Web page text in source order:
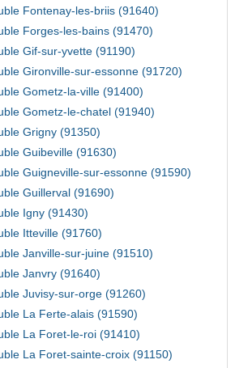
Fontenay-les-briis (91640)
Forges-les-bains (91470)
Gif-sur-yvette (91190)
Gironville-sur-essonne (91720)
Gometz-la-ville (91400)
Gometz-le-chatel (91940)
Grigny (91350)
Guibeville (91630)
Guigneville-sur-essonne (91590)
Guillerval (91690)
Igny (91430)
Itteville (91760)
Janville-sur-juine (91510)
Janvry (91640)
Juvisy-sur-orge (91260)
La Ferte-alais (91590)
La Foret-le-roi (91410)
La Foret-sainte-croix (91150)